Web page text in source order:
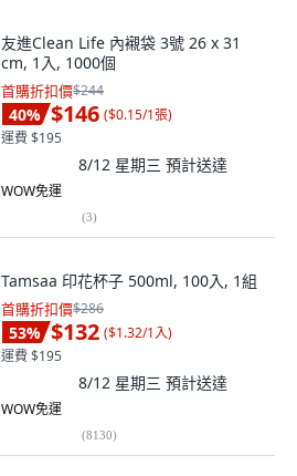
友進Clean Life 內襯袋 3號 26 x 31
cm, 1入, 1000個
首購折扣價$244
40% $146 ($0.15/1張)
運費 $195
8/12 星期三 預計送達
WOW免運
(3)
Tamsaa 印花杯子 500ml, 100入, 1組
首購折扣價$286
53% $132 ($1.32/1入)
運費 $195
8/12 星期三 預計送達
WOW免運
(8130)